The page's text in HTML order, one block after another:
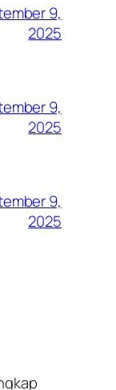
9,
2025
9,
2025
9,
2025